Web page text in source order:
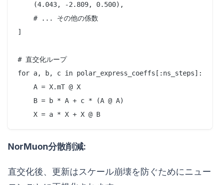
    (4.043, -2.809, 0.500),
    # ... その他の係数
]
# 直交化ループ
for a, b, c in polar_express_coeffs[:ns_steps]:
    A = X.mT @ X
    B = b * A + c * (A @ A)
NorMuon分散削減:
直交化後、更新はスケール崩壊を防ぐためにニュー